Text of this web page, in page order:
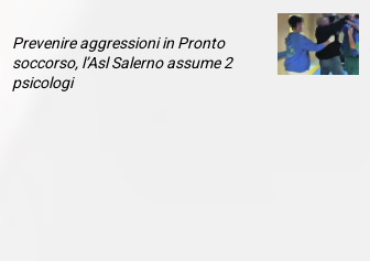
Prevenire aggressioni in Pronto
soccorso, l’Asl Salerno assume 2
psicologi